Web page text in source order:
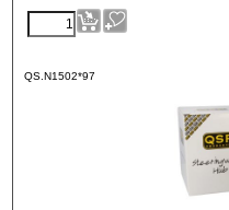
QS.N1502*97